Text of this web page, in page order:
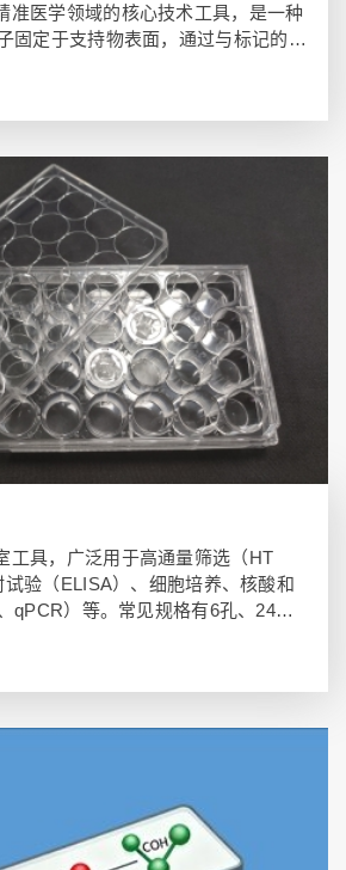
准医学领域的核心技术工具，是一种
固定于支持物表面，通过与标记的样
作原理 ​…
工具，广泛用于高通量筛选（HT
验（ELISA）、细胞培养、核酸和
qPCR）等。常见规格有6孔、24孔
和表面处理的…